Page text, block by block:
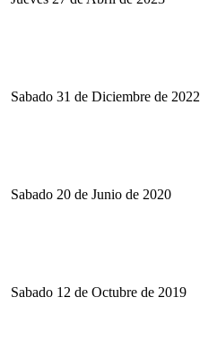
Sabado 31 de Diciembre de 2022
Sabado 20 de Junio de 2020
Sabado 12 de Octubre de 2019